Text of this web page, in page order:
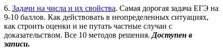
6. Задачи на числа и их свойства. Самая дорогая задача ЕГЭ на
9-10 баллов. Как действовать в неопределенных ситуациях,
как строить оценки и не путать частные случаи с
доказательством. Все 10 методов решения. Доступен в
записи.